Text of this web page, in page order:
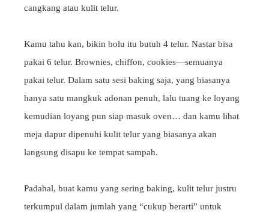
cangkang atau kulit telur.
Kamu tahu kan, bikin bolu itu butuh 4 telur. Nastar bisa
pakai 6 telur. Brownies, chiffon, cookies—semuanya
pakai telur. Dalam satu sesi baking saja, yang biasanya
hanya satu mangkuk adonan penuh, lalu tuang ke loyang
kemudian loyang pun siap masuk oven… dan kamu lihat
meja dapur dipenuhi kulit telur yang biasanya akan
langsung disapu ke tempat sampah.
Padahal, buat kamu yang sering baking, kulit telur justru
terkumpul dalam jumlah yang “cukup berarti” untuk